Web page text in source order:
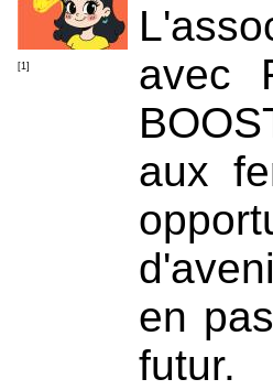
[1]
avec
aux
en
futur.